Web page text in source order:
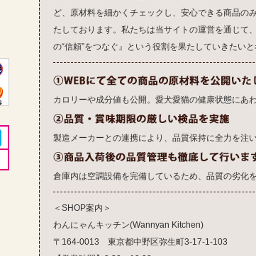
ど、原材料を細かくチェックし、安心できる商品の
たしております。私たちは当サイトの運営を通じて
の“信頼”をつなぐ』という役割を果たしていきたいと
カロリーや成分値も公開。愛犬愛猫の健康状態にあ
製造メーカーとの連携により、品質保持に全力を注い
倉庫内は空調設備を完備しているため、品質の劣化を
＜SHOP案内＞
わんにゃんキッチン(Wannyan Kitchen)
〒164-0013 東京都中野区弥生町3-17-1-103